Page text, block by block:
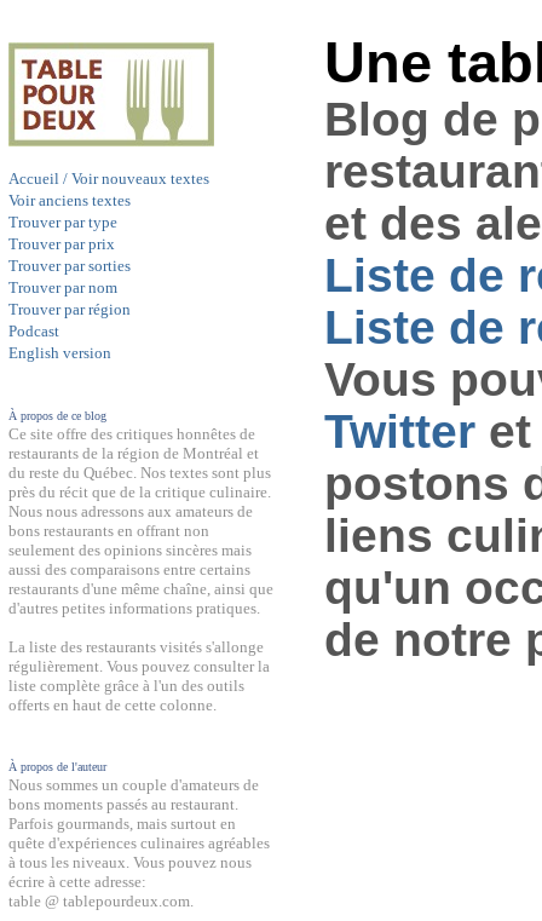
Accueil / Voir nouveaux textes
Voir anciens textes
Trouver par type
Trouver par prix
Trouver par sorties
Trouver par nom
Trouver par région
Podcast
English version
À propos de ce blog
Ce site offre des critiques honnêtes de
restaurants de la région de Montréal et
du reste du Québec. Nos textes sont plus
près du récit que de la critique culinaire.
Nous nous adressons aux amateurs de
bons restaurants en offrant non
seulement des opinions sincères mais
aussi des comparaisons entre certains
restaurants d'une même chaîne, ainsi que
d'autres petites informations pratiques.
La liste des restaurants visités s'allonge
régulièrement. Vous pouvez consulter la
liste complète grâce à l'un des outils
offerts en haut de cette colonne.
À propos de l'auteur
Nous sommes un couple d'amateurs de
bons moments passés au restaurant.
Parfois gourmands, mais surtout en
quête d'expériences culinaires agréables
à tous les niveaux. Vous pouvez nous
écrire à cette adresse:
table @ tablepourdeux.com.
Une
Blog de
et des
Liste de
Liste de
Vous
Twitter
postons
liens
qu'un
de notre